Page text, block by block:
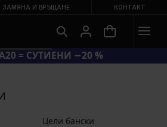
ЗАМЯНА И ВРЪЩАНЕ КОНТАКТ
= СУТИЕНИ −20 %
Цели бански